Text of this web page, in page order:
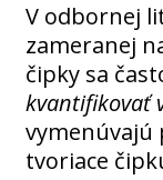
V odbornej
zameranej
čipky sa
kvantifikovať
vymenúvajú
tvoriace